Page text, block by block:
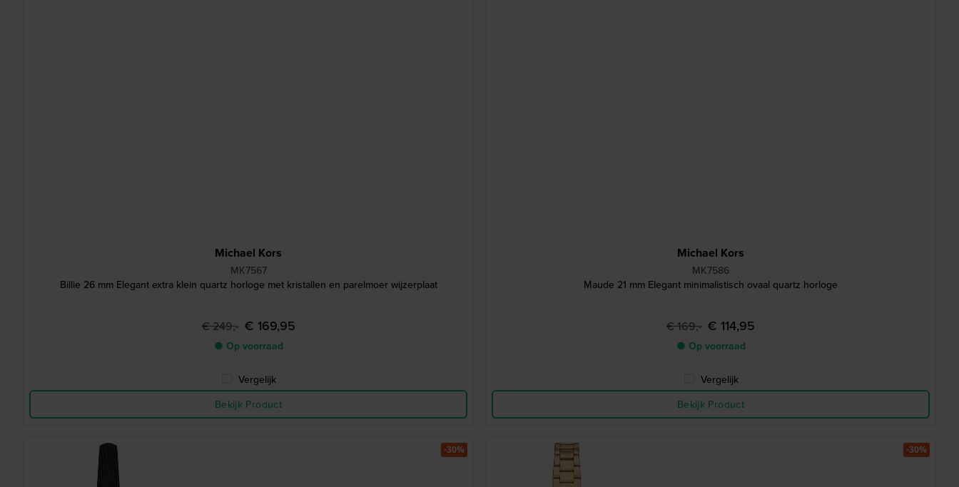
Michael Kors
MK7567
Billie 26 mm Elegant extra klein quartz horloge met kristallen en parelmoer wijzerplaat
€ 249,- € 169,95
● Op voorraad
Vergelijk
Bekijk Product
Michael Kors
MK7586
Maude 21 mm Elegant minimalistisch ovaal quartz horloge
€ 169,- € 114,95
● Op voorraad
Vergelijk
Bekijk Product
-30% -30%